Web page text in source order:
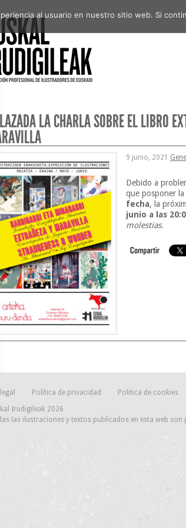
LA CHARLA SOBRE EL LIBRO
9 junio, 2021
Debido a
que posponer
fecha, la
junio a las
molestias.
Política de privacidad Politica de cookies
Irudigileak 2026
las ilustraciones y textos publicados en esta web son
al usuario en nuestro sitio web. Si